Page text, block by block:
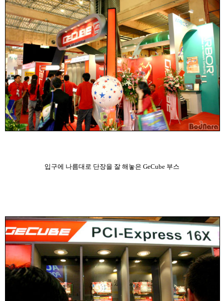
입구에 나름대로 단장을 잘 해놓은 GeCube 부스